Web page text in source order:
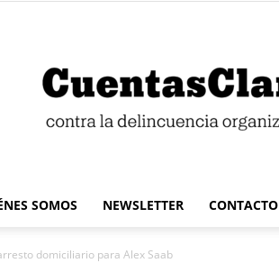
SOMOS NEWSLETTER CONTACTO
domiciliario para Alex Saab